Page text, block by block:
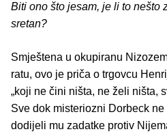
Biti ono što jesam, je li to nešto
sretan?
Smještena u okupiranu
ratu, ovo je priča o trgovcu
„koji ne čini ništa, ne želi ništa,
Sve dok misteriozni Dorbeck
dodijeli mu zadatke protiv